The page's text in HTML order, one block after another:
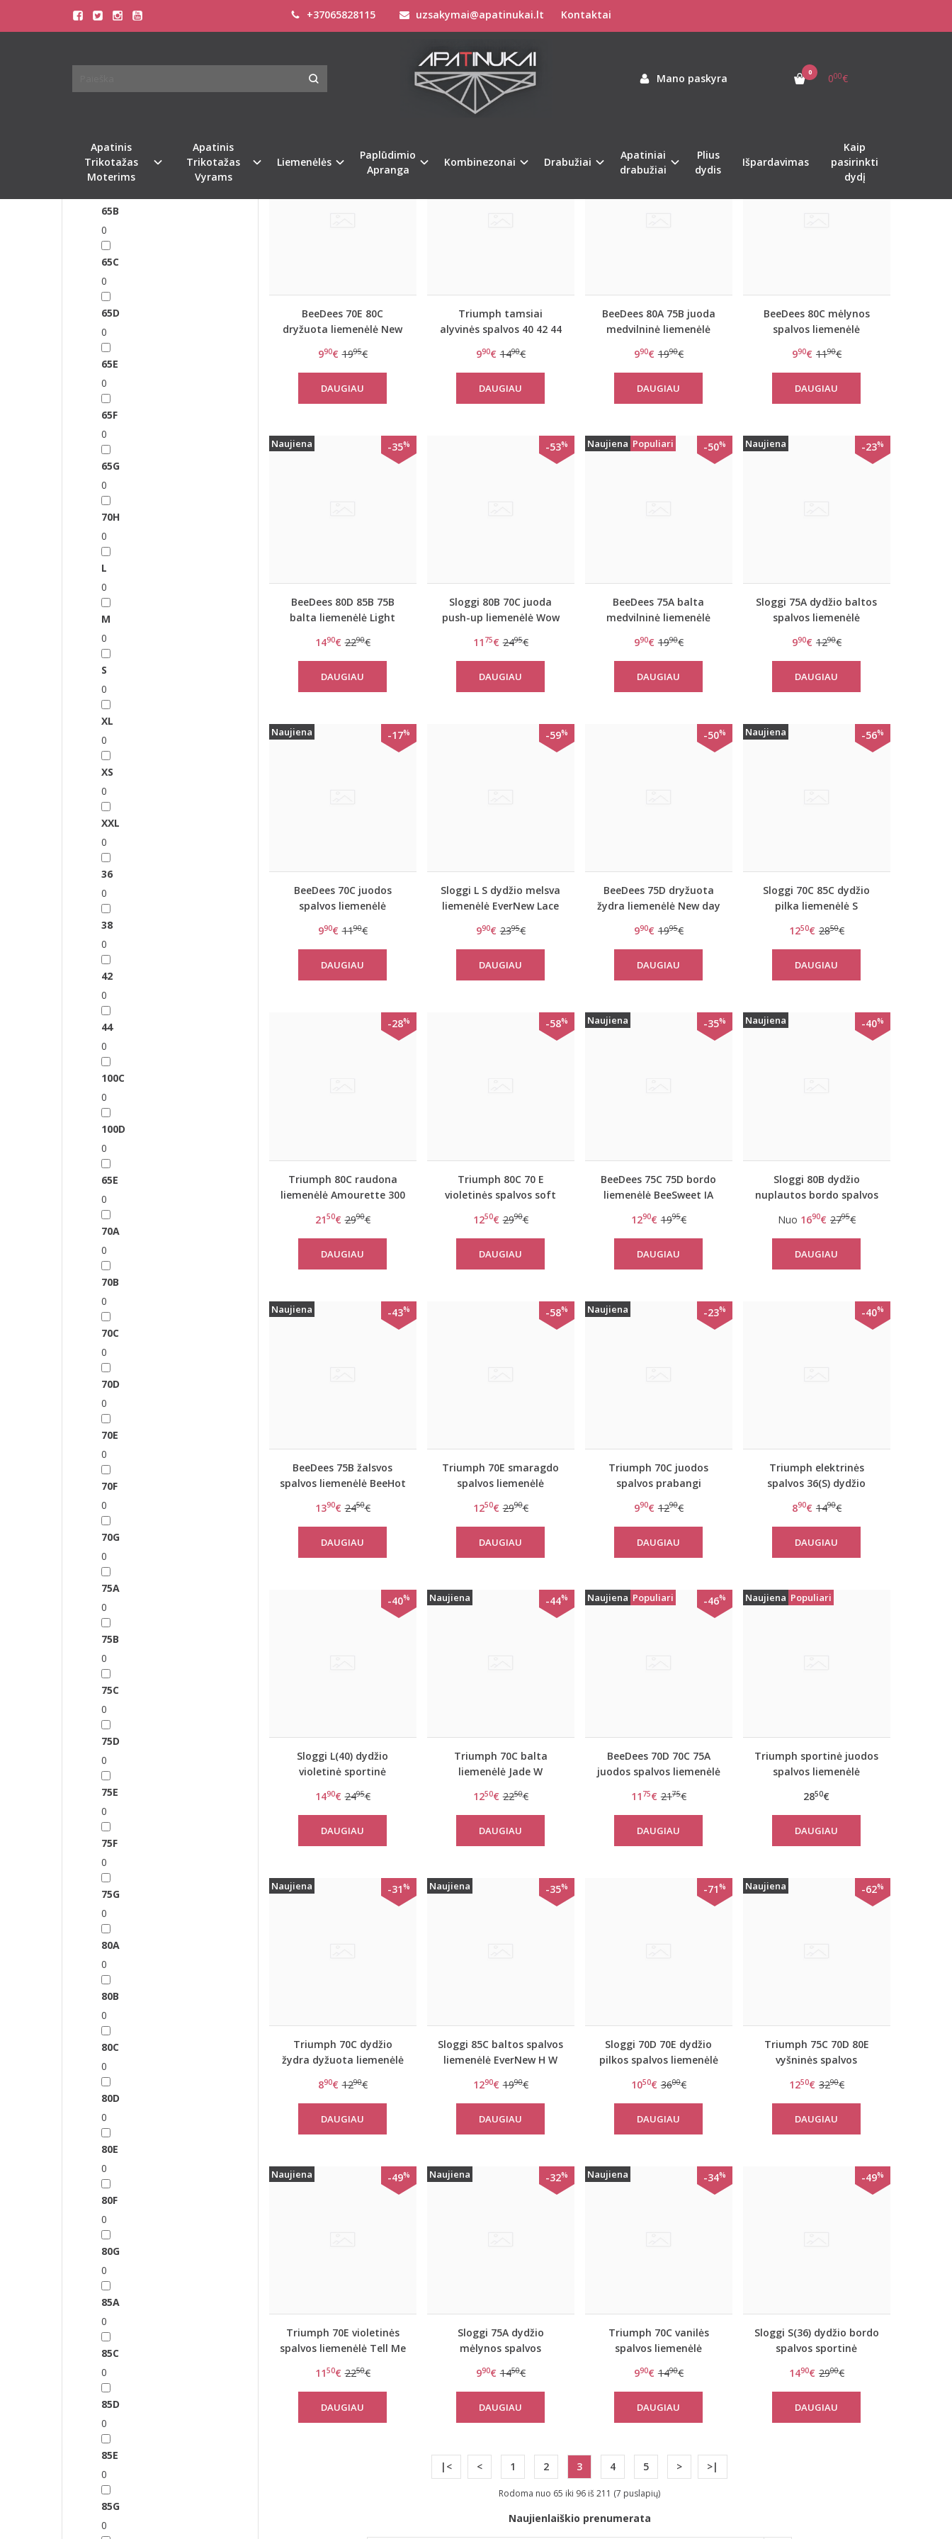
+37065828115 uzsakymai@apatinukai.lt Kontaktai
Mano paskyra 0 000€
Apatinis
Trikotažas
Moterims
Apatinis
Trikotažas
Vyrams
Liemenėlės
Paplūdimio
Apranga
Kombinezonai Drabužiai
Apatiniai
drabužiai
Plius
dydis
Išpardavimas
Kaip
pasirinkti
dydį
TRIUMPH LIEMENĖLĖS
Stringai moterims Triumph Liemenėlės
-50%
BeeDees 70E 80C
dryžuota liemenėlė New
990€ 1995€
DAUGIAU
Naujiena -34
Triumph tamsiai
alyvinės spalvos 40 42 44
Amourette Spotlight
Brazilian
990€ 1490€
DAUGIAU
Naujiena -50%
BeeDees 80A 75B juoda
medvilninė liemenėlė
990€ 1990€
DAUGIAU
-17
BeeDees 80C mėlynos
spalvos liemenėlė
990€ 1190€
DAUGIAU
Naujiena -35%
BeeDees 80D 85B 75B
balta liemenėlė Light
1490€ 2290€
DAUGIAU
-53%
Sloggi 80B 70C juoda
push-up liemenėlė Wow
11 75€ 2495€
DAUGIAU
Naujiena Populiari -50%
BeeDees 75A balta
medvilninė liemenėlė
990€ 1990€
DAUGIAU
Naujiena -23%
Sloggi 75A dydžio baltos
spalvos liemenėlė
990€ 1290€
DAUGIAU
Naujiena -17%
BeeDees 70C juodos
spalvos liemenėlė
990€ 1190€
DAUGIAU
-59%
Sloggi L S dydžio melsva
liemenėlė EverNew Lace
990€ 2395€
DAUGIAU
-50%
BeeDees 75D dryžuota
žydra liemenėlė New day
990€ 1995€
DAUGIAU
Naujiena -56%
Sloggi 70C 85C dydžio
pilka liemenėlė S
1250€ 2850€
DAUGIAU
-28%
Triumph 80C raudona
liemenėlė Amourette 300
2150€ 2990€
DAUGIAU
-58%
Triumph 80C 70 E
violetinės spalvos soft
W
1250€ 2990€
DAUGIAU
Naujiena -35%
BeeDees 75C 75D bordo
liemenėlė BeeSweet IA
1290€ 1995€
DAUGIAU
Naujiena -40%
Sloggi 80B dydžio
nuplautos bordo spalvos
Women mOwe Flow WHP
Nuo 1690€ 2795€
DAUGIAU
Naujiena -43%
BeeDees 75B žalsvos
spalvos liemenėlė BeeHot
1390€ 2450€
DAUGIAU
-58%
Triumph 70E smaragdo
spalvos liemenėlė
WHP
1250€ 2990€
DAUGIAU
Naujiena -23%
Triumph 70C juodos
spalvos prabangi
Iconic Essence W02
990€ 1290€
DAUGIAU
-40%
Triumph elektrinės
spalvos 36(S) dydžio
Spotlight Hipster
890€ 1490€
DAUGIAU
-40%
Sloggi L(40) dydžio
violetinė sportinė
Flow Top 1
1490€ 2495€
DAUGIAU
Naujiena -44%
Triumph 70C balta
liemenėlė Jade W
1250€ 2250€
DAUGIAU
Naujiena Populiari -46%
BeeDees 70D 70C 75A
juodos spalvos liemenėlė
11 75€ 2175€
DAUGIAU
Naujiena Populiari
Triumph sportinė juodos
spalvos liemenėlė
2850€
DAUGIAU
Naujiena -31%
Triumph 70C dydžio
žydra dyžuota liemenėlė
890€ 1290€
DAUGIAU
Naujiena -35%
Sloggi 85C baltos spalvos
liemenėlė EverNew H W
1290€ 1990€
DAUGIAU
-71%
Sloggi 70D 70E dydžio
pilkos spalvos liemenėlė
1050€ 3600€
DAUGIAU
Naujiena -62%
Triumph 75C 70D 80E
vyšninės spalvos
Spotlight WHP
1250€ 3290€
DAUGIAU
Naujiena -49%
Triumph 70E violetinės
spalvos liemenėlė Tell Me
1150€ 2250€
DAUGIAU
Naujiena -32%
Sloggi 75A dydžio
mėlynos spalvos
N
990€ 1450€
DAUGIAU
Naujiena -34%
Triumph 70C vanilės
spalvos liemenėlė
990€ 1490€
DAUGIAU
-49%
Sloggi S(36) dydžio bordo
spalvos sportinė
Flow Top 1
1490€ 2900€
DAUGIAU
|< < 1 2 3 4 5 > >|
Rodoma nuo 65 iki 96 iš 211 (7 puslapių)
Naujienlaiškio prenumerata
2
0
65B
0
65C
0
65D
0
65E
0
65F
0
65G
0
70H
0
L
0
M
0
S
0
XL
0
XS
0
XXL
0
36
0
38
0
42
0
44
0
100C
0
100D
0
65E
0
70A
0
70B
0
70C
0
70D
0
70E
0
70F
0
70G
0
75A
0
75B
0
75C
0
75D
0
75E
0
75F
0
75G
0
80A
0
80B
0
80C
0
80D
0
80E
0
80F
0
80G
0
85A
0
85C
0
85D
0
85E
0
85G
0